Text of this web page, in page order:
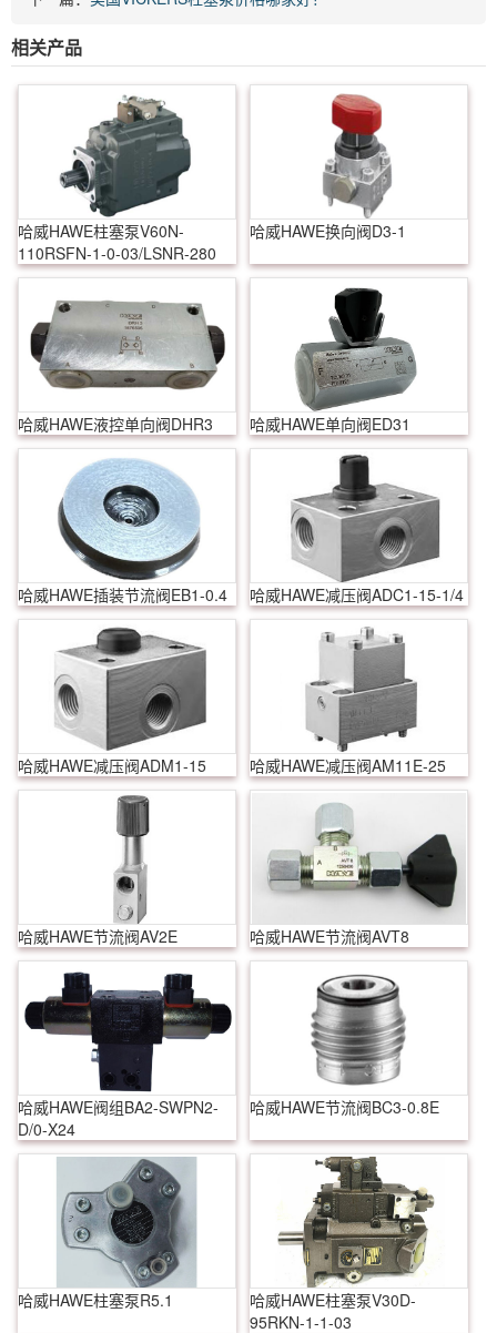
相关产品
哈威HAWE柱塞泵V60N-
110RSFN-1-0-03/LSNR-280
哈威HAWE换向阀D3-1
哈威HAWE液控单向阀DHR3 哈威HAWE单向阀ED31
哈威HAWE插装节流阀EB1-0.4 哈威HAWE减压阀ADC1-15-1/4
哈威HAWE减压阀ADM1-15 哈威HAWE减压阀AM11E-25
哈威HAWE节流阀AV2E 哈威HAWE节流阀AVT8
哈威HAWE阀组BA2-SWPN2-
D/0-X24
哈威HAWE节流阀BC3-0.8E
哈威HAWE柱塞泵R5.1
哈威HAWE柱塞泵V30D-
95RKN-1-1-03